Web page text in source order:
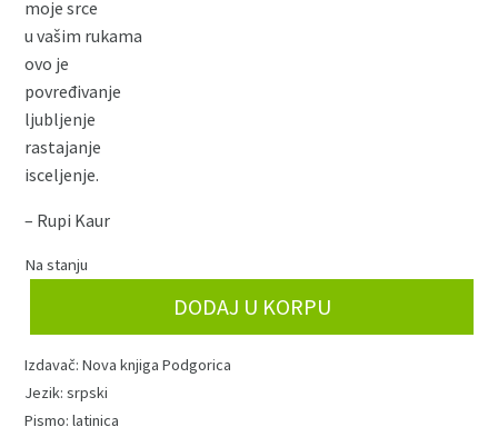
moje srce
u vašim rukama
ovo je
povređivanje
ljubljenje
rastajanje
isceljenje.
– Rupi Kaur
Na stanju
(nk)
količina
DODAJ U KORPU
Nova knjiga Podgorica
srpski
latinica